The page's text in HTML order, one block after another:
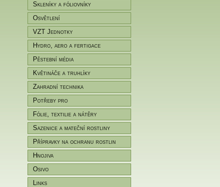
Skleníky a fóliovníky
Osvětlení
VZT Jednotky
Hydro, aero a fertigace
Pěstební média
Květináče a truhlíky
Zahradní technika
Potřeby pro
zahradníky/pěstitele
Fólie, textilie a nátěry
Sazenice a mateční rostliny
Přípravky na ochranu rostlin
Hnojiva
Osivo
Links